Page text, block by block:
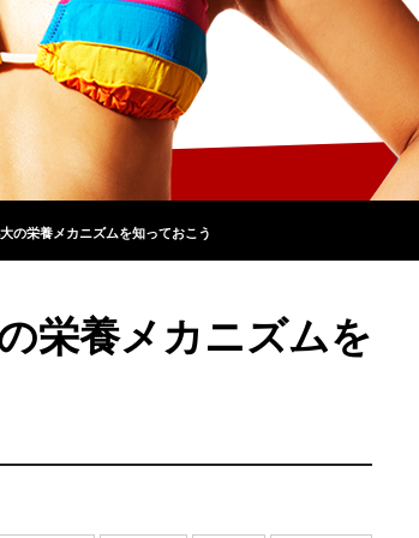
の栄養メカニズムを知っておこう
栄養メカニズムを